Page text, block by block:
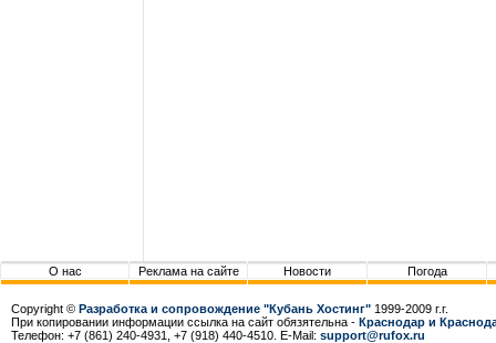
О нас Реклама на сайте Новости Погода
Copyright © Разработка и сопровождение "Кубань Хостинг" 1999-2009 г.г.
При копировании информации ссылка на сайт обязятельна - Краснодар и
Телефон: +7 (861) 240-4931, +7 (918) 440-4510. E-Mail: support@rufox.ru